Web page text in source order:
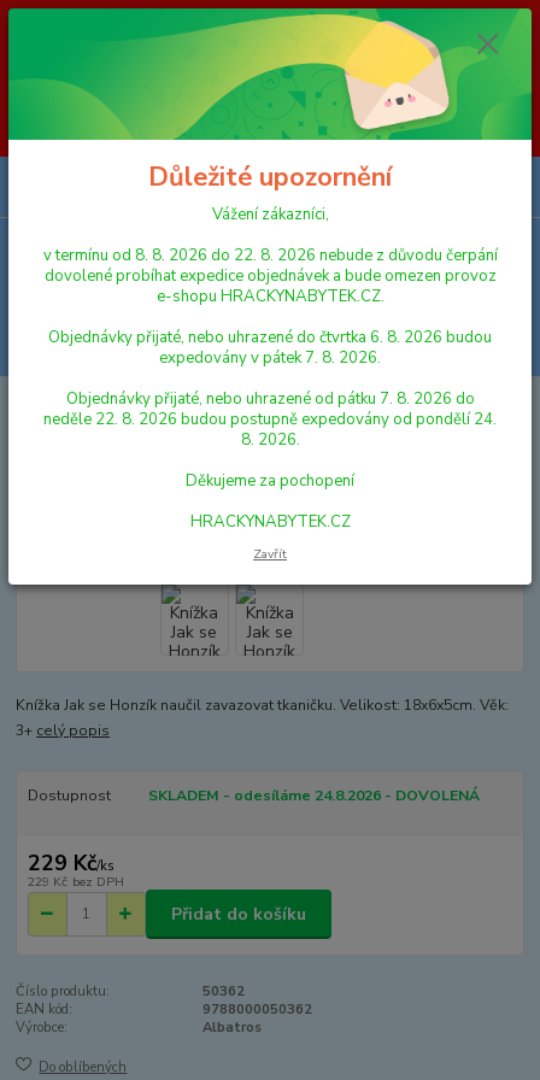
Vážení zákazníci, v termínu od 8. 8. 2026 do 23. 8. 2026 nebude z
důvodu čerpání dovolené probíhat expedice objednávek a bude omezen
provoz e-shopu HRACKYNABYTEK.CZ. Objednávky přijaté, nebo
uhrazené do čtvrtka 6. 8. 2026 budou expedovány v pátek 7. 8. 2026.
Objednávky přijaté, nebo uhrazené od pátku 7. 8. 2026 do neděle 23. 8.
2026 budou postupně expedovány od pondělí 24. 8. 2026. Děkujeme za
pochopení HRACKYNABYTEK.CZ
Menu
Hledat
DĚTSKÉ KNIHY Knížka Jak se Honzík naučil zavazovat tkaničku
Knížka Jak se Honzík naučil
zavazovat tkaničku
Knížka Jak se Honzík naučil zavazovat tkaničku. Velikost: 18x6x5cm. Věk:
3+ celý popis
Dostupnost SKLADEM - odesíláme 24.8.2026 - DOVOLENÁ
229 Kč/ks
229 Kč bez DPH
Přidat do košíku
Číslo produktu:
50362
EAN kód:
9788000050362
Výrobce:
Albatros
Do oblíbených
Důležité upozornění
Vážení zákazníci,
v termínu od 8. 8. 2026 do 22. 8. 2026 nebude z důvodu čerpání
dovolené probíhat expedice objednávek a bude omezen provoz
e-shopu HRACKYNABYTEK.CZ.
Objednávky přijaté, nebo uhrazené do čtvrtka 6. 8. 2026 budou
expedovány v pátek 7. 8. 2026.
Objednávky přijaté, nebo uhrazené od pátku 7. 8. 2026 do
neděle 22. 8. 2026 budou postupně expedovány od pondělí 24.
8. 2026.
Děkujeme za pochopení
HRACKYNABYTEK.CZ
Zavřít